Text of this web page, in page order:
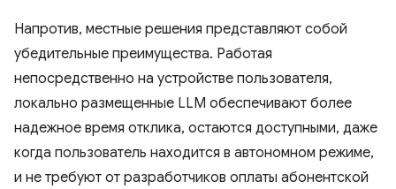
Напротив, местные решения представляют собой
убедительные преимущества. Работая
непосредственно на устройстве пользователя,
локально размещенные LLM обеспечивают более
надежное время отклика, остаются доступными, даже
когда пользователь находится в автономном режиме,
и не требуют от разработчиков оплаты абонентской